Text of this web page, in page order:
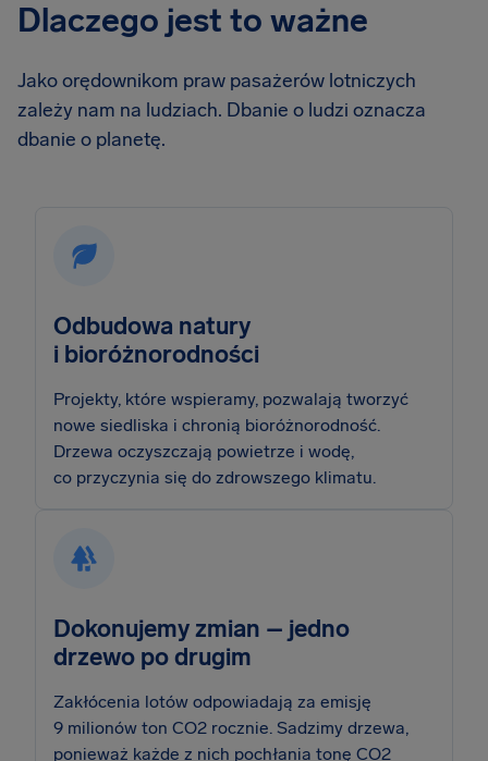
Dlaczego jest to ważne
Jako orędownikom praw pasażerów lotniczych
zależy nam na ludziach. Dbanie o ludzi oznacza
dbanie o planetę.
Odbudowa natury
i bioróżnorodności
Projekty, które wspieramy, pozwalają tworzyć
nowe siedliska i chronią bioróżnorodność.
Drzewa oczyszczają powietrze i wodę,
co przyczynia się do zdrowszego klimatu.
Dokonujemy zmian – jedno
drzewo po drugim
Zakłócenia lotów odpowiadają za emisję
9 milionów ton CO2 rocznie. Sadzimy drzewa,
ponieważ każde z nich pochłania tonę CO2